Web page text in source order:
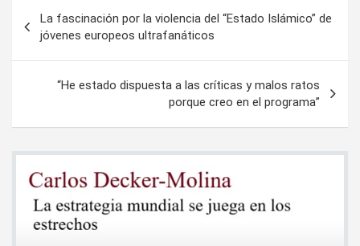
de
entradas
La fascinación por la violencia del “Estado Islámico” de
jóvenes europeos ultrafanáticos
“He estado dispuesta a las críticas y malos ratos
porque creo en el programa”